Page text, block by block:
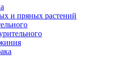
и пряных растений